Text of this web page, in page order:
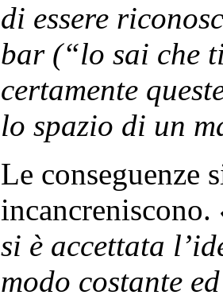
di essere
bar (“lo sai che
certamente
lo spazio di un
Le conseguenze
incancreniscono.
si è accettata
modo costante